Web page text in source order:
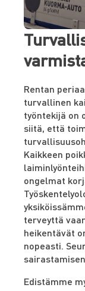
Rentan
turvallinen
työntekijä on
siitä, että
Kaikkeen
ongelmat
terveyttä
heikentävät
nopeasti.
Edistämme